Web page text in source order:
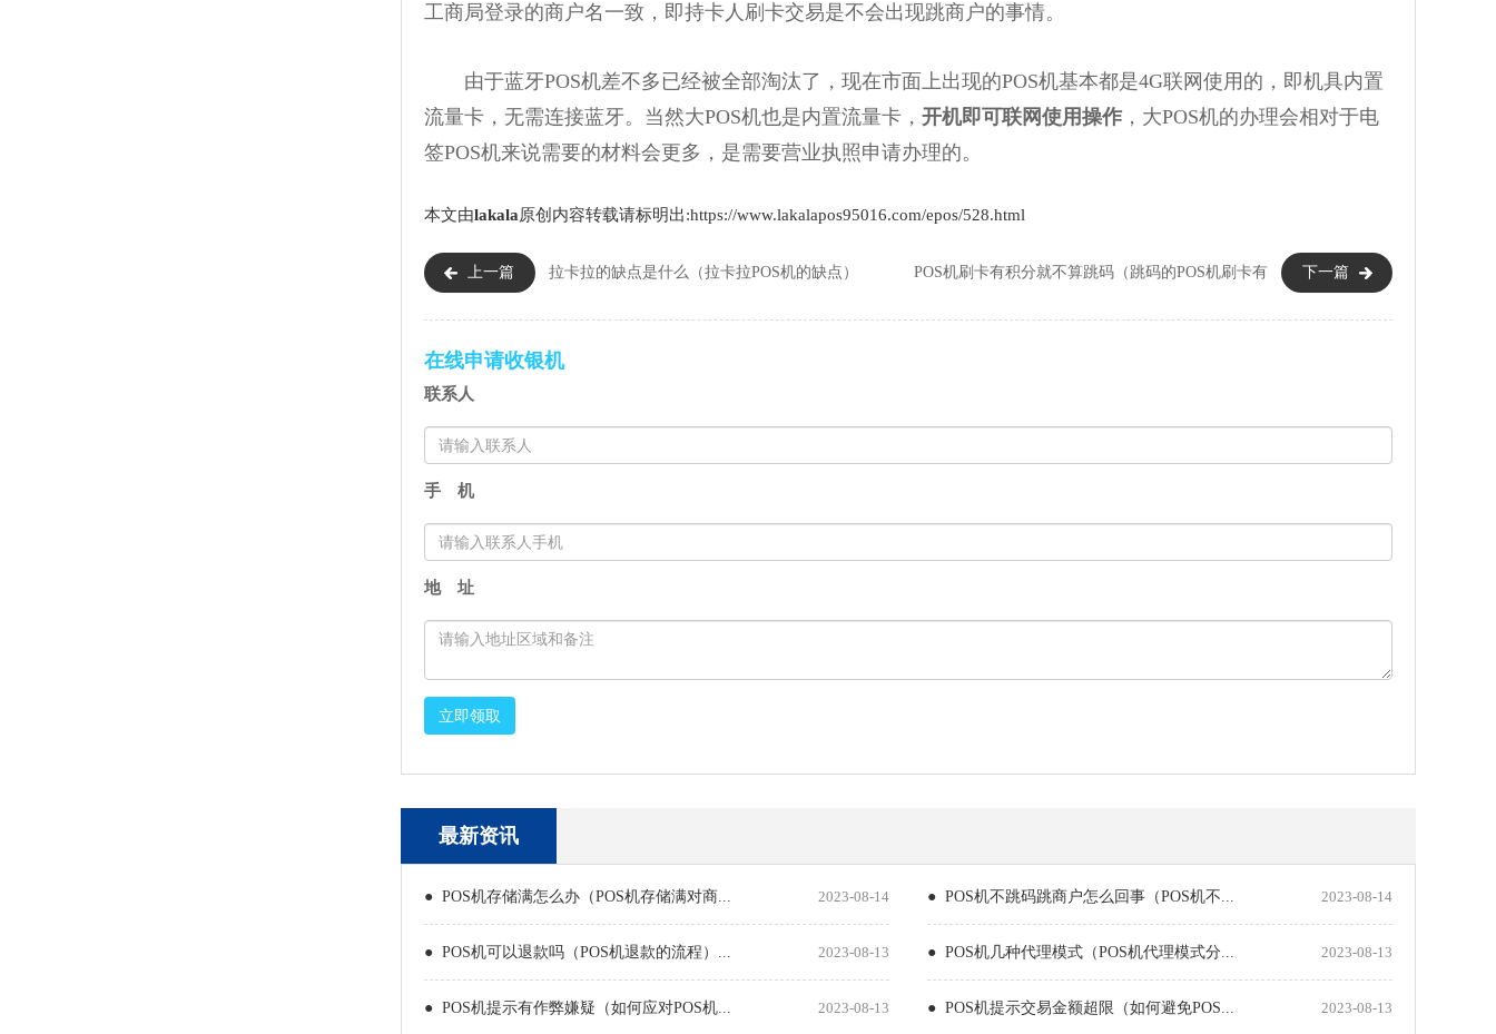
工商局登录的商户名一致，即持卡人刷卡交易是不会出现跳商户的事情。
由于蓝牙POS机差不多已经被全部淘汰了，现在市面上出现的POS机基本都是4G联网使用的，即机具内置
流量卡，无需连接蓝牙。当然大POS机也是内置流量卡， 开机即可联网使用操作 ，大POS机的办理会相对于电
签POS机来说需要的材料会更多，是需要营业执照申请办理的。
本文由lakala原创内容转载请标明出:https://www.lakalapos95016.com/epos/528.html
上一篇 拉卡拉的缺点是什么（拉卡拉POS机的缺点） 下一篇
POS机刷卡有积分就不算跳码（跳码的POS机刷卡有
在线申请收银机
联系人
手 机
地 址
立即领取
最新资讯
● POS机存储满怎么办（POS机存储满对商... 2023-08-14 ● POS机不跳码跳商户怎么回事（POS机不... 2023-08-14
● POS机可以退款吗（POS机退款的流程）... 2023-08-13 ● POS机几种代理模式（POS机代理模式分... 2023-08-13
● POS机提示有作弊嫌疑（如何应对POS机... 2023-08-13 ● POS机提示交易金额超限（如何避免POS... 2023-08-13